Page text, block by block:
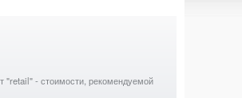
"retail" - стоимости, рекомендуемой